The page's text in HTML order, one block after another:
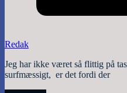
Redak
Jeg har ikke været så flittig på
surfmæssigt, er det fordi der